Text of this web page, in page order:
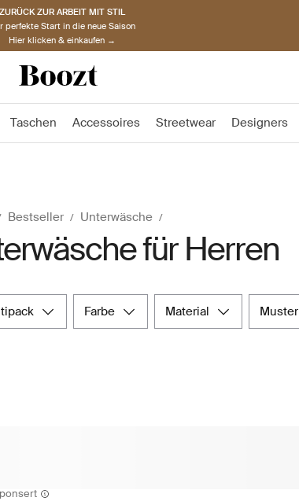
ZURÜCK ZUR ARBEIT MIT STIL
perfekte Start in die neue Saison
Hier klicken & einkaufen →
Taschen Accessoires Streetwear Designers
Bestseller Unterwäsche
für Herren
farbe material muster